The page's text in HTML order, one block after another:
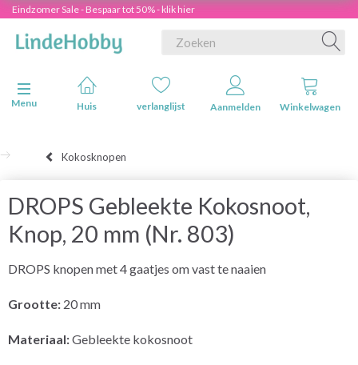
Eindzomer Sale - Bespaar tot 50% - klik hier
Navigatie in-/uitschakelen
Menu
Huis verlanglijst Aanmelden Winkelwagen
Kokosknopen
DROPS Gebleekte Kokosnoot,
Knop, 20 mm (Nr. 803)
DROPS knopen met 4 gaatjes om vast te naaien
Grootte: 20 mm
Materiaal:Gebleekte kokosnoot